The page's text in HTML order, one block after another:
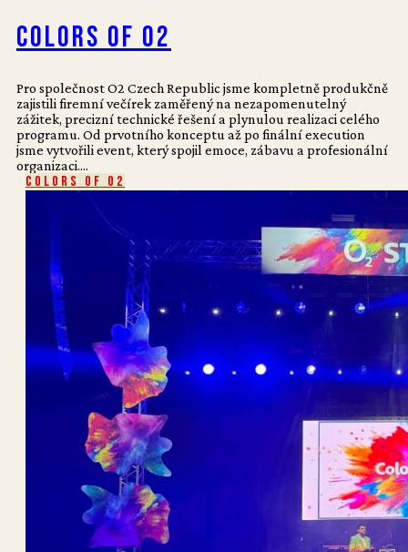
Colors of O2
Pro společnost O2 Czech Republic jsme kompletně produkčně
zajistili firemní večírek zaměřený na nezapomenutelný
zážitek, precizní technické řešení a plynulou realizaci celého
programu. Od prvotního konceptu až po finální execution
jsme vytvořili event, který spojil emoce, zábavu a profesionální
organizaci....
Colors of O2